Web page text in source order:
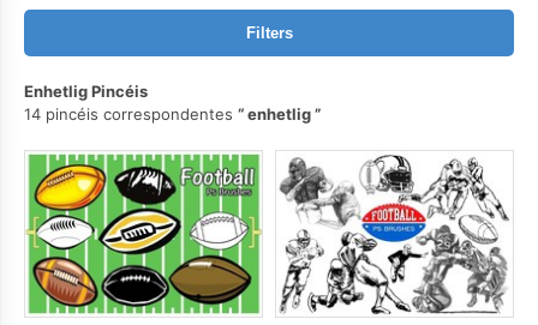
Filters
Enhetlig Pincéis
14 pincéis correspondentes
enhetlig